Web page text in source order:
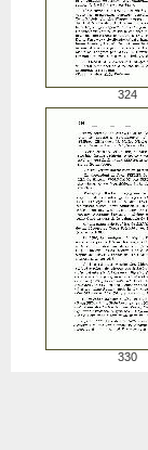
324
330